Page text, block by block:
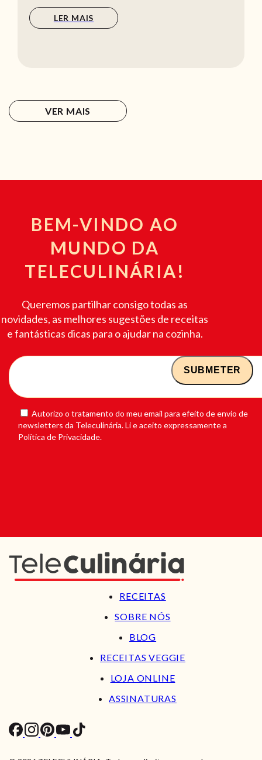
LER MAIS
VER MAIS
BEM-VINDO AO
MUNDO DA
TELECULINÁRIA!
Queremos partilhar consigo todas as
novidades, as melhores sugestões de receitas
e fantásticas dicas para o ajudar na cozinha.
Autorizo o tratamento do meu email para efeito de envio de
newsletters da Teleculinária. Li e aceito expressamente a
Política de Privacidade.
RECEITAS
SOBRE NÓS
BLOG
RECEITAS VEGGIE
LOJA ONLINE
ASSINATURAS